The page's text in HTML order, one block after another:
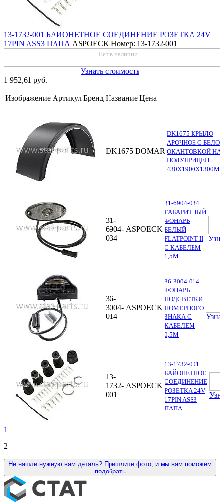
13-1732-001 БАЙОНЕТНОЕ СОЕДИНЕНИЕ РОЗЕТКА 24V
17PIN ASS3 ПАПА ASPOECK Номер: 13-1732-001
Нет в наличии
Узнать стоимость
1 952,61 руб.
Изображение Артикул Бренд Название Цена
DK1675 DOMAR
DK1675 КРЫЛО
АРОЧНОЕ С
ОКАНТОВКОЙ
ПОЛУПРИЦЕП
31-
6904-
034
ASPOECK
31-6904-034
ГАБАРИТНЫЙ
ФОНАРЬ
БЕЛЫЙ
FLATPOINT II
С КАБЕЛЕМ
1,5М
36-
3004-
014
ASPOECK
36-3004-014
ФОНАРЬ
ПОДСВЕТКИ
НОМЕРНОГО
ЗНАКА С
КАБЕЛЕМ
0,5М
13-
1732-
001
ASPOECK
13-1732-001
БАЙОНЕТНОЕ
СОЕДИНЕНИЕ
РОЗЕТКА 24V
17PIN ASS3
ПАПА
1
2
Не нашли нужную вам деталь? Пришлите фото, и мы вам поможем
подобрать